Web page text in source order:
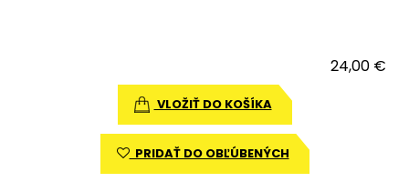
24,00 €
VLOŽIŤ DO KOŠÍKA
PRIDAŤ DO OBĽÚBENÝCH